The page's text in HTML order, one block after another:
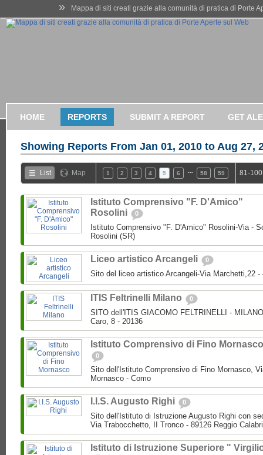
» Mappa di siti creati grazie alla comunità di pratica di Porte
HOME REPORTS SUBMIT A REPORT GET
Showing Reports From Jan 01, 2010 to Aug 27,
List Map 1 2 3 4 5 6 58 59 81-
Istituto Comprensivo "F. D'Amico"
Rosolini
0
Istituto Comprensivo "F. D'Amico" Rosolini-Via -
Rosolini (SR)
Liceo artistico Arcangeli 0
Sito del liceo artistico Arcangeli-Via Marchetti,22 -
ITIS Feltrinelli Milano 0
SITO dell'ITIS GIACOMO FELTRINELLI -
Caro, 8 - 20136
Istituto Comprensivo di Fino Mornasco
0
Sito dell'Istituto Comprensivo di Fino Mornasco,
Mornasco - Como
I.I.S. Augusto Righi 0
Sito dell'Istituto di Istruzione Augusto Righi con
Via Trabocchetto, II Tronco - 89126 Reggio
Istituto di Istruzione Superiore "